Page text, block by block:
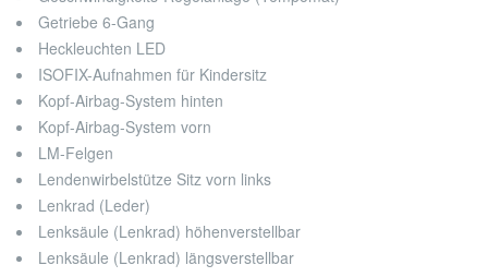
Getriebe 6-Gang
Heckleuchten LED
ISOFIX-Aufnahmen für Kindersitz
Kopf-Airbag-System hinten
Kopf-Airbag-System vorn
LM-Felgen
Lendenwirbelstütze Sitz vorn links
Lenkrad (Leder)
Lenksäule (Lenkrad) höhenverstellbar
Lenksäule (Lenkrad) längsverstellbar